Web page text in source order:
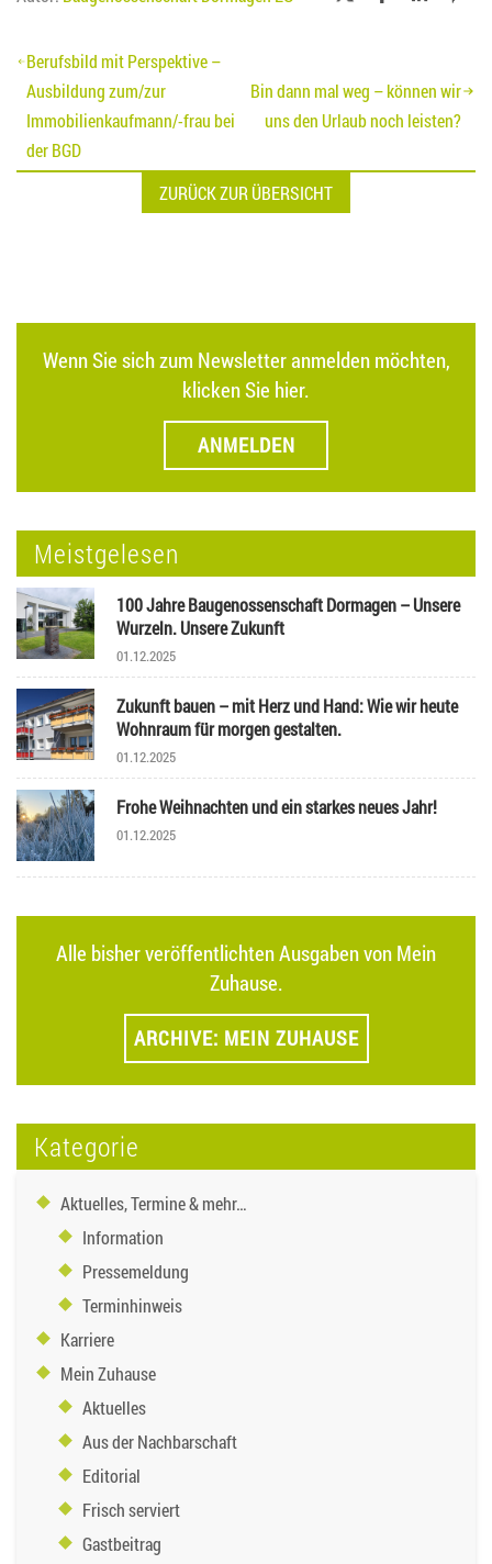
BeitragsnavigationBin dann mal weg – können wir
uns den Urlaub noch leisten?
Berufsbild mit Perspektive –
Ausbildung zum/zur
Immobilienkaufmann/-frau bei
der BGD
ZURÜCK ZUR ÜBERSICHT
Wenn Sie sich zum Newsletter anmelden möchten,
klicken Sie hier.
ANMELDEN
Meistgelesen
100 Jahre Baugenossenschaft Dormagen – Unsere
Wurzeln. Unsere Zukunft
01.12.2025
Zukunft bauen – mit Herz und Hand: Wie wir heute
Wohnraum für morgen gestalten.
01.12.2025
Frohe Weihnachten und ein starkes neues Jahr!
01.12.2025
Alle bisher veröffentlichten Ausgaben von Mein
Zuhause.
ARCHIVE: MEIN ZUHAUSE
Kategorie
Aktuelles, Termine & mehr…
Information
Pressemeldung
Terminhinweis
Karriere
Mein Zuhause
Aktuelles
Aus der Nachbarschaft
Editorial
Frisch serviert
Gastbeitrag